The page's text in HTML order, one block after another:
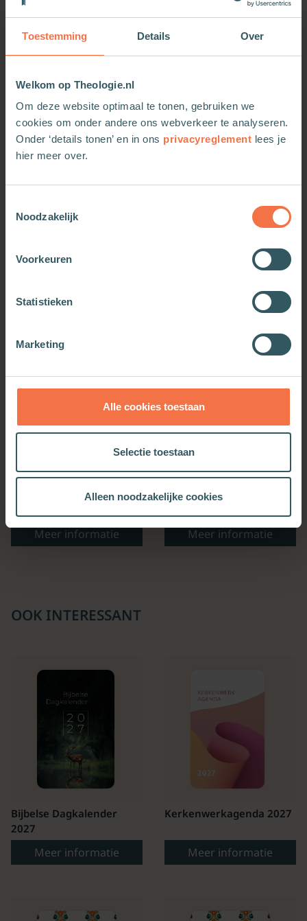
Toestemming Details Over
Welkom op Theologie.nl
Om deze website optimaal te tonen, gebruiken we
cookies om onder andere ons webverkeer te analyseren.
Onder ‘details tonen’ en in ons privacyreglement lees je
hier meer over.
Noodzakelijk
Voorkeuren
Statistieken
Marketing
Alle cookies toestaan
Selectie toestaan
Alleen noodzakelijke cookies
Meer van deze auteur
De archeologie van het
De archeologie van het
Meer informatie
Geschiedenis van de
Meer informatie
Geboorte van de kliniek
Meer informatie
OOK INTERESSANT
Bijbelse Dagkalender
2027
Meer informatie
Kerkenwerkagenda 2027
Meer informatie